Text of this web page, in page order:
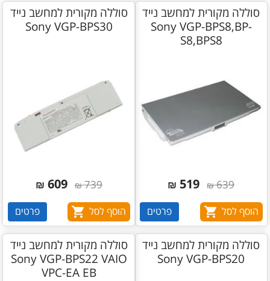
סוללה מקורית למחשב נייד
Sony VGP-BPS8,BP-
S8,BPS8
639
₪
519
₪
הוסף לסל פרטים
סוללה מקורית למחשב נייד
Sony VGP-BPS30
739
₪
609
₪
הוסף לסל פרטים
סוללה מקורית למחשב נייד
Sony VGP-BPS20
סוללה מקורית למחשב נייד
Sony VGP-BPS22 VAIO
VPC-EA EB